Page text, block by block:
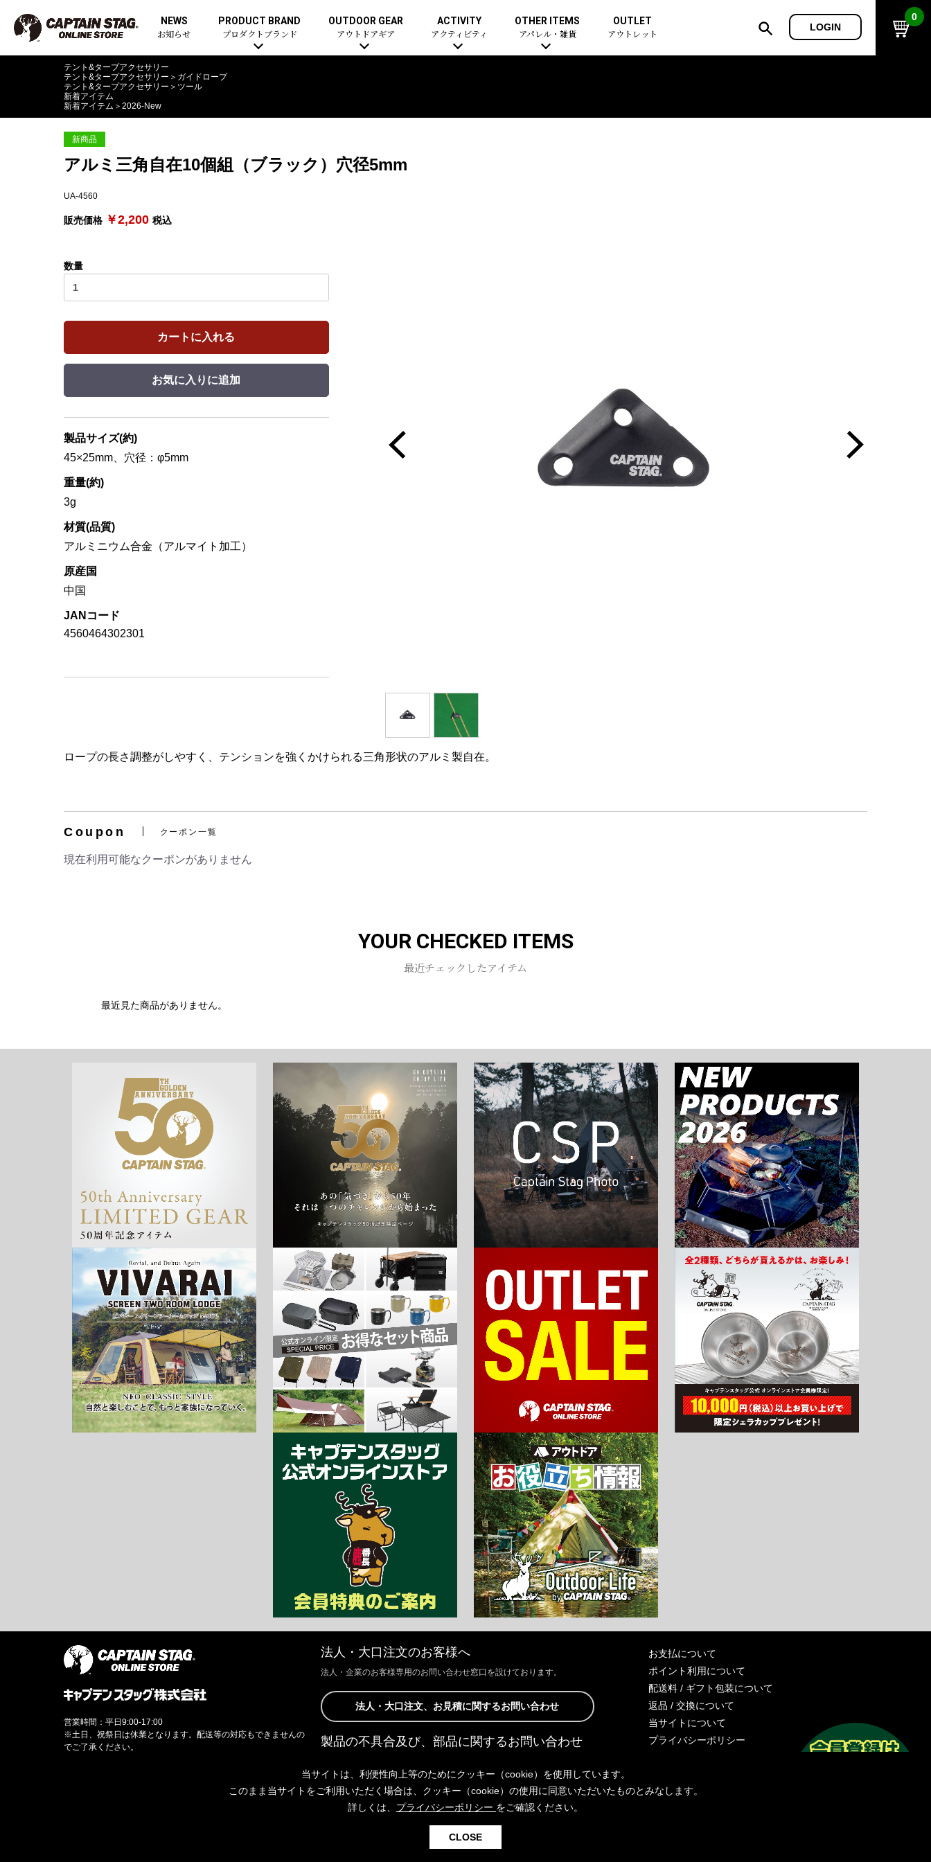
NEWS
お知らせ
PRODUCT BRAND
プロダクトブランド
OUTDOOR GEAR
アウトドアギア
ACTIVITY
アクティビティ
OTHER ITEMS
アパレル・雑貨
OUTLET
アウトレット
LOGIN
0
テント&タープアクセサリー
テント&タープアクセサリー ＞ ガイドロープ
テント&タープアクセサリー ＞ ツール
新着アイテム
新着アイテム ＞ 2026-New
新商品
アルミ三角自在10個組（ブラック）穴径5mm
UA-4560
販売価格 ￥2,200 税込
数量
カートに入れる
お買い物を続ける カートへ進む
お気に入りに追加
製品サイズ(約)
45×25mm、穴径：φ5mm
重量(約)
3g
材質(品質)
アルミニウム合金（アルマイト加工）
原産国
中国
JANコード
4560464302301
ロープの長さ調整がしやすく、テンションを強くかけられる三角形状のアルミ製自在。
Coupon クーポン一覧
現在利用可能なクーポンがありません
YOUR CHECKED ITEMS
最近チェックしたアイテム
最近見た商品がありません。
法人・大口注文のお客様へ
法人・企業のお客様専用のお問い合わせ窓口を設けております。
法人・大口注文、お見積に関するお問い合わせ
製品の不具合及び、部品に関するお問い合わせ
きましては、Webサイトにて承っております。
以下よりご連絡ください。
お支払について
ポイント利用について
配送料 / ギフト包装について
返品 / 交換について
当サイトについて
プライバシーポリシー
お問い合わせ
営業時間：平日9:00-17:00
※土日、祝祭日は休業となります。配送等の対応もできませんの
でご了承ください。
当サイトは、利便性向上等のためにクッキー（cookie）を使用しています。
このまま当サイトをご利用いただく場合は、クッキー（cookie）の使用に同意いただいたものとみなします。
詳しくは、 プライバシーポリシー をご確認ください。
CLOSE